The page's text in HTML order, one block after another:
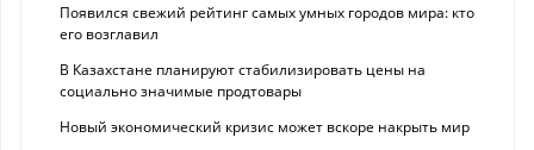
Появился свежий рейтинг самых умных городов мира: кто
его возглавил
В Казахстане планируют стабилизировать цены на
социально значимые продтовары
Новый экономический кризис может вскоре накрыть мир